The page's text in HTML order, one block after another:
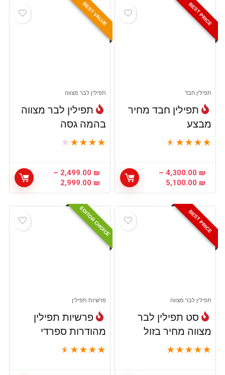
BEST PRICE
תפילין חבד
תפילין חבד מחיר
מבצע
★
★
★
★
★
4,300.00 ₪
–
5,100.00 ₪
טווח
מחירים:
BEST VALUE
תפילין לבר מצווה
תפילין לבר מצווה
בהמה גסה
★
★
★
★
★
2,499.00 ₪
–
2,999.00 ₪
מחירים:
BEST PRICE
תפילין לבר מצווה
סט תפילין לבר
מצווה מחיר בזול
★
★
★
★
★
EDITOR CHOICE
פרשיות תפילין
פרשיות תפילין
מהודרות ספרדי
★
★
★
★
★